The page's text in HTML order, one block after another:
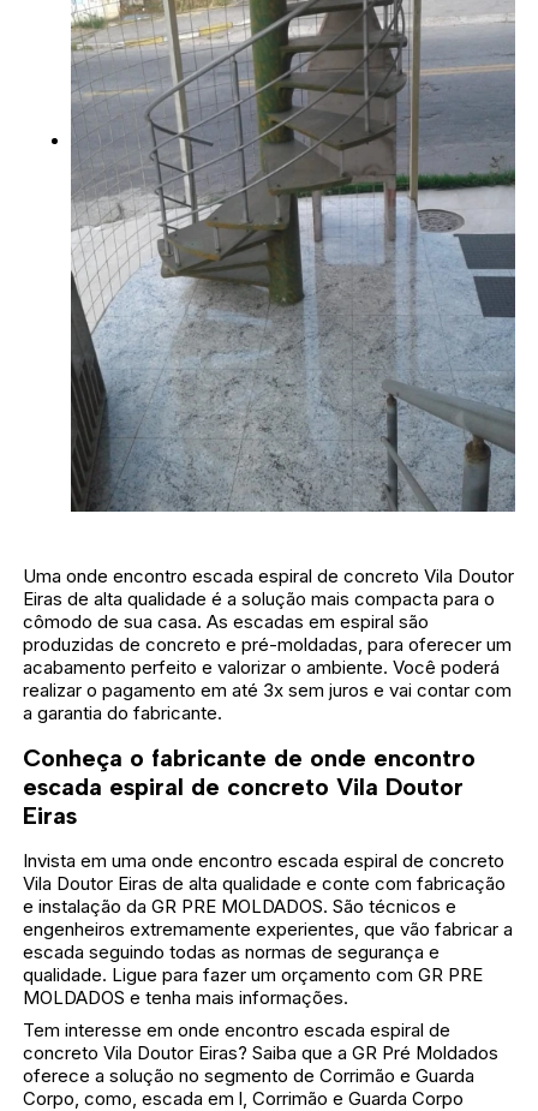
Uma onde encontro escada espiral de concreto Vila Doutor
Eiras de alta qualidade é a solução mais compacta para o
cômodo de sua casa. As escadas em espiral são
produzidas de concreto e pré-moldadas, para oferecer um
acabamento perfeito e valorizar o ambiente. Você poderá
realizar o pagamento em até 3x sem juros e vai contar com
a garantia do fabricante.
Conheça o fabricante de onde encontro
escada espiral de concreto Vila Doutor
Eiras
Invista em uma onde encontro escada espiral de concreto
Vila Doutor Eiras de alta qualidade e conte com fabricação
e instalação da GR PRE MOLDADOS. São técnicos e
engenheiros extremamente experientes, que vão fabricar a
escada seguindo todas as normas de segurança e
qualidade. Ligue para fazer um orçamento com GR PRE
MOLDADOS e tenha mais informações.
Tem interesse em onde encontro escada espiral de
concreto Vila Doutor Eiras? Saiba que a GR Pré Moldados
oferece a solução no segmento de Corrimão e Guarda
Corpo, como, escada em l, Corrimão e Guarda Corpo